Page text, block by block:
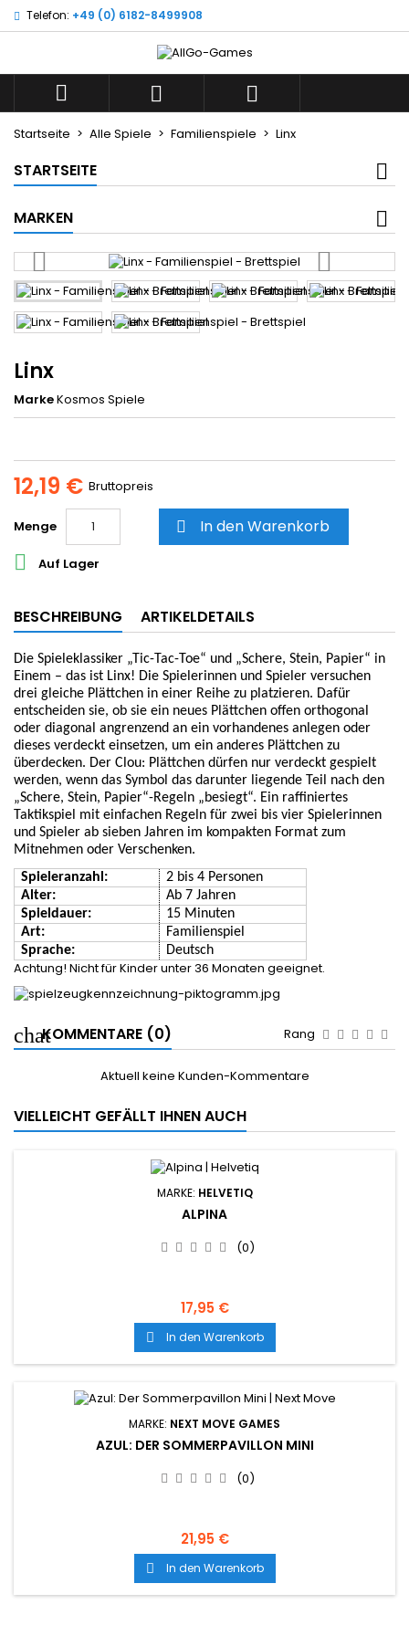
Telefon: +49 (0) 6182-8499908
  
Startseite Alle Spiele Familienspiele Linx
STARTSEITE
MARKEN
Linx
MarkeKosmos Spiele
12,19 € Bruttopreis
Menge  In den Warenkorb
 Auf Lager
BESCHREIBUNG ARTIKELDETAILS
Die Spieleklassiker „Tic-Tac-Toe“ und „Schere, Stein, Papier“ in
Einem – das ist Linx! Die Spielerinnen und Spieler versuchen
drei gleiche Plättchen in einer Reihe zu platzieren. Dafür
entscheiden sie, ob sie ein neues Plättchen offen orthogonal
oder diagonal angrenzend an ein vorhandenes anlegen oder
dieses verdeckt einsetzen, um ein anderes Plättchen zu
überdecken. Der Clou: Plättchen dürfen nur verdeckt gespielt
werden, wenn das Symbol das darunter liegende Teil nach den
„Schere, Stein, Papier“-Regeln „besiegt“. Ein raffiniertes
Taktikspiel mit einfachen Regeln für zwei bis vier Spielerinnen
und Spieler ab sieben Jahren im kompakten Format zum
Mitnehmen oder Verschenken.
Spieleranzahl:
2 bis4 Personen
Alter:
Ab 7Jahren
Spieldauer:
15 Minuten
Art:
Familienspiel
Sprache:
Deutsch
Achtung! Nicht für Kinder unter 36 Monaten geeignet.
KOMMENTARE (0) Rang
Aktuell keine Kunden-Kommentare
VIELLEICHT GEFÄLLT IHNEN AUCH
MARKE: HELVETIQ
ALPINA
(0)
17,95 €
 In den Warenkorb
MARKE: NEXT MOVE GAMES
AZUL: DER SOMMERPAVILLON MINI
(0)
21,95 €
 In den Warenkorb
Wunschliste ×
add_circle_outline
Neue Liste anlegen
((title)) ×
((label))
Anmelden ×
Sie müssen angemeldet sein, um Artikel Ihrer
Wunschliste hinzufügen zu können.